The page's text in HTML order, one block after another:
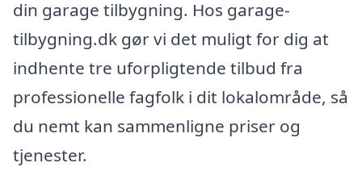
din garage tilbygning. Hos garage-
tilbygning.dk gør vi det muligt for dig at
indhente tre uforpligtende tilbud fra
professionelle fagfolk i dit lokalområde, så
du nemt kan sammenligne priser og
tjenester.